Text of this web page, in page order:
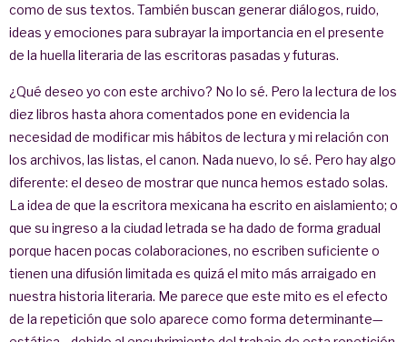
como de sus textos. También buscan generar diálogos, ruido,
ideas y emociones para subrayar la importancia en el presente
de la huella literaria de las escritoras pasadas y futuras.
¿Qué deseo yo con este archivo? No lo sé. Pero la lectura de los
diez libros hasta ahora comentados pone en evidencia la
necesidad de modificar mis hábitos de lectura y mi relación con
los archivos, las listas, el canon. Nada nuevo, lo sé. Pero hay algo
diferente: el deseo de mostrar que nunca hemos estado solas.
La idea de que la escritora mexicana ha escrito en aislamiento; o
que su ingreso a la ciudad letrada se ha dado de forma gradual
porque hacen pocas colaboraciones, no escriben suficiente o
tienen una difusión limitada es quizá el mito más arraigado en
nuestra historia literaria. Me parece que este mito es el efecto
de la repetición que solo aparece como forma determinante—